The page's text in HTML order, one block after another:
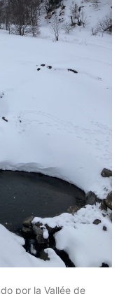
por la Vallée de